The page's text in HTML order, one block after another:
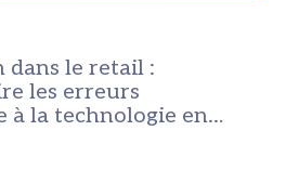
le retail :
les erreurs
à la technologie en